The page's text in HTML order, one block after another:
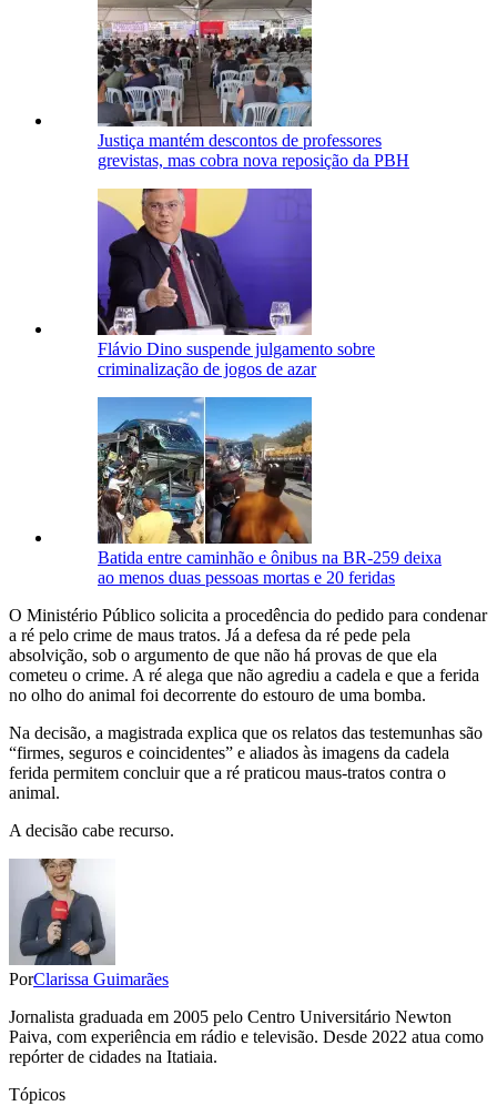
Justiça mantém descontos de professores
grevistas, mas cobra nova reposição da PBH
Flávio Dino suspende julgamento sobre
criminalização de jogos de azar
Batida entre caminhão e ônibus na BR-259 deixa
ao menos duas pessoas mortas e 20 feridas
O Ministério Público solicita a procedência do pedido para condenar
a ré pelo crime de maus tratos. Já a defesa da ré pede pela
absolvição, sob o argumento de que não há provas de que ela
cometeu o crime. A ré alega que não agrediu a cadela e que a ferida
no olho do animal foi decorrente do estouro de uma bomba.
Na decisão, a magistrada explica que os relatos das testemunhas são
“firmes, seguros e coincidentes” e aliados às imagens da cadela
ferida permitem concluir que a ré praticou maus-tratos contra o
animal.
A decisão cabe recurso.
PorClarissa Guimarães
Jornalista graduada em 2005 pelo Centro Universitário Newton
Paiva, com experiência em rádio e televisão. Desde 2022 atua como
repórter de cidades na Itatiaia.
Tópicos